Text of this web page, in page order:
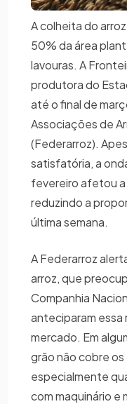
A colheita do
50% da área
lavouras. A
produtora do
até o final de
Associações de
(Federarroz).
satisfatória, a
fevereiro afetou
reduzindo a
última semana.
A Federarroz
arroz, que
Companhia
anteciparam essa
mercado. Em
grão não cobre
especialmente
com maquinário e